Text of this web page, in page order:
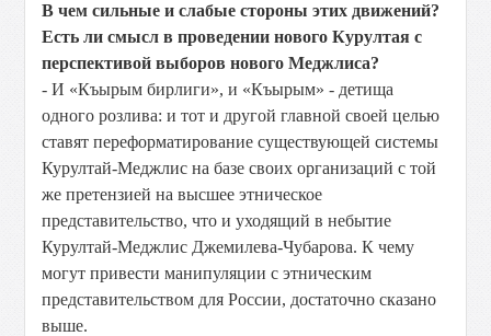
В чем сильные и слабые стороны этих движений?
Есть ли смысл в проведении нового Курултая с
перспективой выборов нового Меджлиса?
- И «Къырым бирлиги», и «Къырым» - детища
одного розлива: и тот и другой главной своей целью
ставят переформатирование существующей системы
Курултай-Меджлис на базе своих организаций с той
же претензией на высшее этническое
представительство, что и уходящий в небытие
Курултай-Меджлис Джемилева-Чубарова. К чему
могут привести манипуляции с этническим
представительством для России, достаточно сказано
выше.